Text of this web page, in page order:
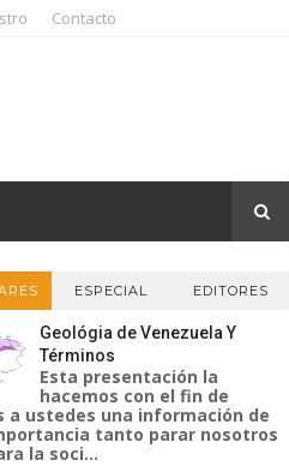
Contacto
ESPECIAL EDITORES
Geológia de Venezuela Y
Términos
Esta presentación la
hacemos con el fin de
a ustedes una información de
tanto parar nosotros
la soci...